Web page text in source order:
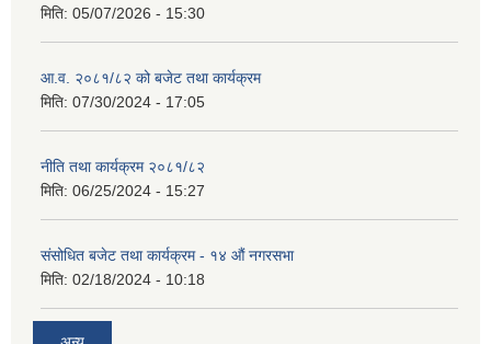
मिति: 05/07/2026 - 15:30
आ.व. २०८१/८२ को बजेट तथा कार्यक्रम
मिति: 07/30/2024 - 17:05
नीति तथा कार्यक्रम २०८१/८२
मिति: 06/25/2024 - 15:27
संसोधित बजेट तथा कार्यक्रम - १४ औं नगरसभा
मिति: 02/18/2024 - 10:18